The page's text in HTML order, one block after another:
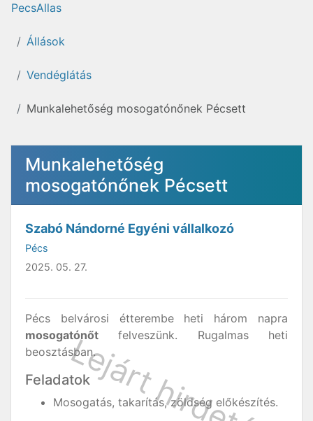
PecsAllas
Állások
Vendéglátás
Munkalehetőség mosogatónőnek Pécsett
Munkalehetőség
mosogatónőnek Pécsett
Szabó Nándorné Egyéni vállalkozó
Pécs
2025. 05. 27.
Pécs belvárosi étterembe heti három napra
mosogatónőt felveszünk. Rugalmas heti
beosztásban.
Feladatok
Mosogatás, takarítás, zöldség előkészítés.